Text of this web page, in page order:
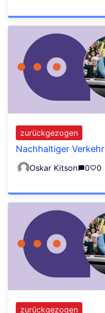
Nachhaltiger Verkehr
zurückgezogen
Oskar Kitson 0 0
zurückgezogen